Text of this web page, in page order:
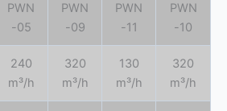
PWN
-05
PWN
-09
PWN
-11
PWN
-10
240
m³/h
320
m³/h
130
m³/h
320
m³/h